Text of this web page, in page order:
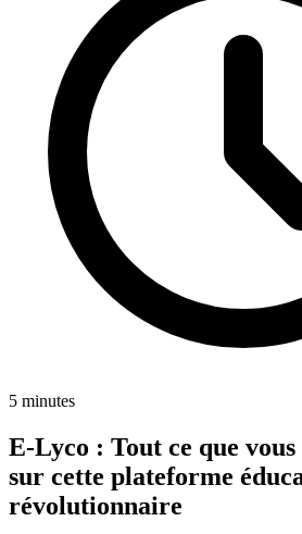
5 minutes
E-Lyco : Tout ce que
sur cette plateforme
révolutionnaire